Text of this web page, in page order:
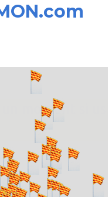
moment si us